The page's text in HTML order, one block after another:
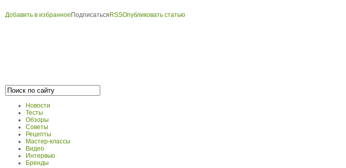
Добавить в избранное Подписаться RSSОпубликовать статью
Новости
Тесты
Обзоры
Советы
Рецепты
Мастер-классы
Видео
Интервью
Бренды